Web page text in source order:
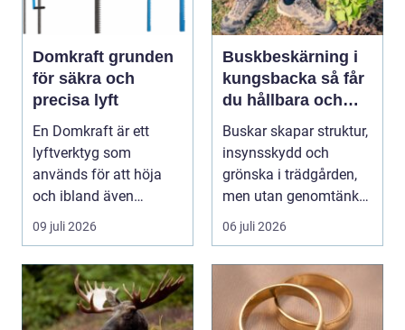
Domkraft grunden
för säkra och
precisa lyft
En Domkraft är ett
lyftverktyg som
används för att höja
och ibland även
positionera tunga
09 juli 2026
Buskbeskärning i
kungsbacka så får
du hållbara och
vackra buskar året
runt
Buskar skapar struktur,
insynsskydd och
grönska i trädgården,
men utan genomtänkt
beskärning blir de...
06 juli 2026